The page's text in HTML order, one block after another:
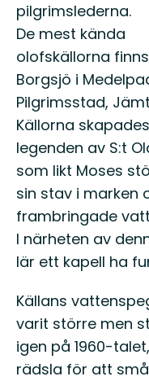
pilgrimslederna.
De mest kända
olofskällorna
Borgsjö i
Pilgrimsstad,
Källorna
legenden av S:t
som likt Moses
sin stav i marken
frambringade
I närheten av
lär ett kapell ha
Källans
varit större men
igen på 1960-
rädsla för att